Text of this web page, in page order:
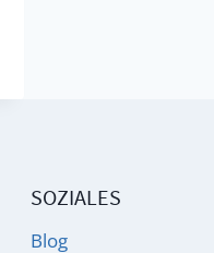
SOZIALES
Blog